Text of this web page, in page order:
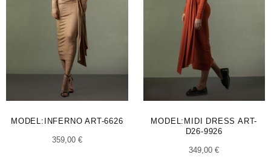
MODEL:INFERNO ART-6626
359,00 €
MODEL:MIDI DRESS ART-
D26-9926
349,00€